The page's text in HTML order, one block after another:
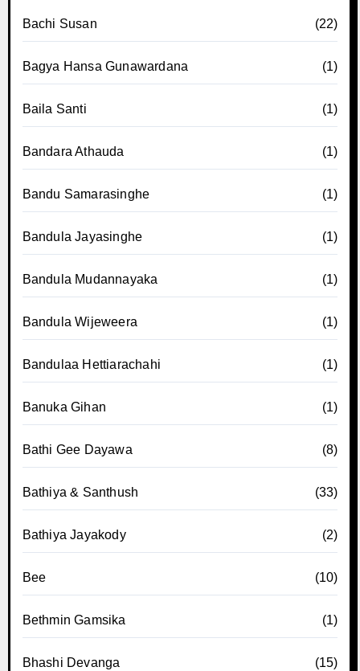
Bachi Susan (22)
Bagya Hansa Gunawardana (1)
Baila Santi (1)
Bandara Athauda (1)
Bandu Samarasinghe (1)
Bandula Jayasinghe (1)
Bandula Mudannayaka (1)
Bandula Wijeweera (1)
Bandulaa Hettiarachahi (1)
Banuka Gihan (1)
Bathi Gee Dayawa (8)
Bathiya & Santhush (33)
Bathiya Jayakody (2)
Bee (10)
Bethmin Gamsika (1)
Bhashi Devanga (15)